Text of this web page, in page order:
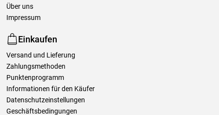
Über uns
Impressum
Einkaufen
Versand und Lieferung
Zahlungsmethoden
Punktenprogramm
Informationen für den Käufer
Datenschutzeinstellungen
Geschäftsbedingungen